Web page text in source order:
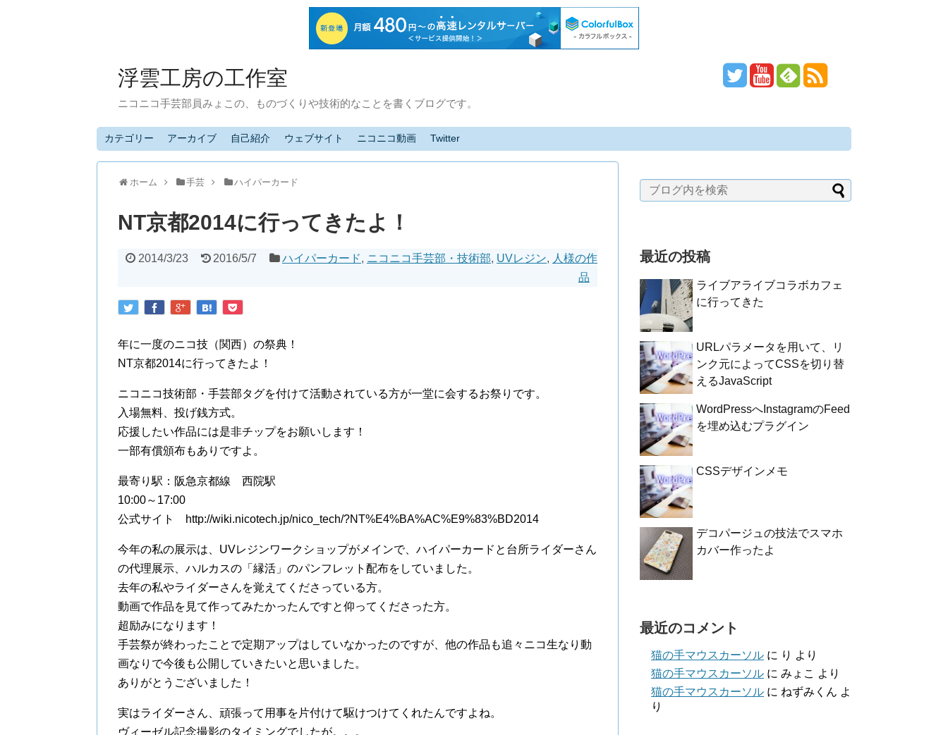
浮雲工房の工作室
ニコニコ手芸部員みょこの、ものづくりや技術的なことを書くブログです。
カテゴリー アーカイブ 自己紹介 ウェブサイト ニコニコ動画 Twitter
ホーム 手芸 ハイパーカード
NT京都2014に行ってきたよ！
2014/3/23 2016/5/7 ハイパーカード, ニコニコ手芸部・技術部, UVレジン, 人様の作
品
年に一度のニコ技（関西）の祭典！
NT京都2014に行ってきたよ！
ニコニコ技術部・手芸部タグを付けて活動されている方が一堂に会するお祭りです。
入場無料、投げ銭方式。
応援したい作品には是非チップをお願いします！
一部有償頒布もありですよ。
最寄り駅：阪急京都線 西院駅
10:00～17:00
公式サイト http://wiki.nicotech.jp/nico_tech/?NT%E4%BA%AC%E9%83%BD2014
今年の私の展示は、UVレジンワークショップがメインで、ハイパーカードと台所ライダーさん
の代理展示、ハルカスの「縁活」のパンフレット配布をしていました。
去年の私やライダーさんを覚えてくださっている方。
動画で作品を見て作ってみたかったんですと仰ってくださった方。
超励みになります！
手芸祭が終わったことで定期アップはしていなかったのですが、他の作品も追々ニコ生なり動
画なりで今後も公開していきたいと思いました。
ありがとうございました！
実はライダーさん、頑張って用事を片付けて駆けつけてくれたんですよね。
ヴィーゼル記念撮影のタイミングでしたが。。。
最近の投稿
ライブアライブコラボカフェ
に行ってきた
URLパラメータを用いて、リ
ンク元によってCSSを切り替
えるJavaScript
WordPressへInstagramのFeed
を埋め込むプラグイン
CSSデザインメモ
デコパージュの技法でスマホ
カバー作ったよ
最近のコメント
猫の手マウスカーソル に り より
猫の手マウスカーソル に みょこ より
猫の手マウスカーソル に ねずみくん よ
り